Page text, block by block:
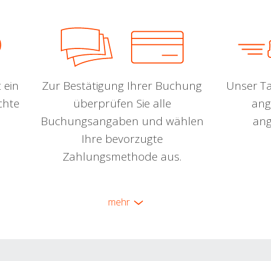
Zur Bestätigung Ihrer Buchung
überprüfen Sie alle
Buchungsangaben und wählen
Ihre bevorzugte
Zahlungsmethode aus.
Unser
mehr